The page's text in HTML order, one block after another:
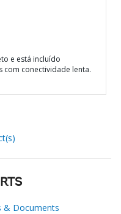
e está incluído
com conectividade lenta.
& Documents